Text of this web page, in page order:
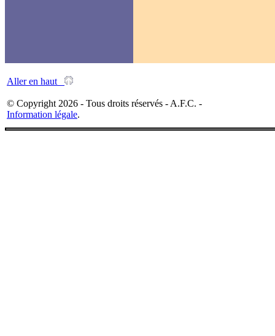
Aller en haut
© Copyright 2026 - Tous droits réservés - A.F.C. -
Information légale.